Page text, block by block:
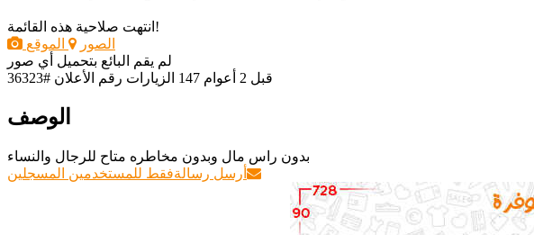
انتهت صلاحية هذه القائمة!
الصور
الموقع
لم يقم البائع بتحميل أي صور
قبل 2 أعوام
147 الزيارات رقم الأعلان #36323
الوصف
بدون راس مال وبدون مخاطره متاح للرجال والنساء
أرسل رسالةفقط للمستخدمين المسجلين